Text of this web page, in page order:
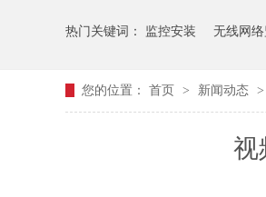
热门关键词： 监控安装 无线网
您的位置： 首页 > 新闻动态 >
视